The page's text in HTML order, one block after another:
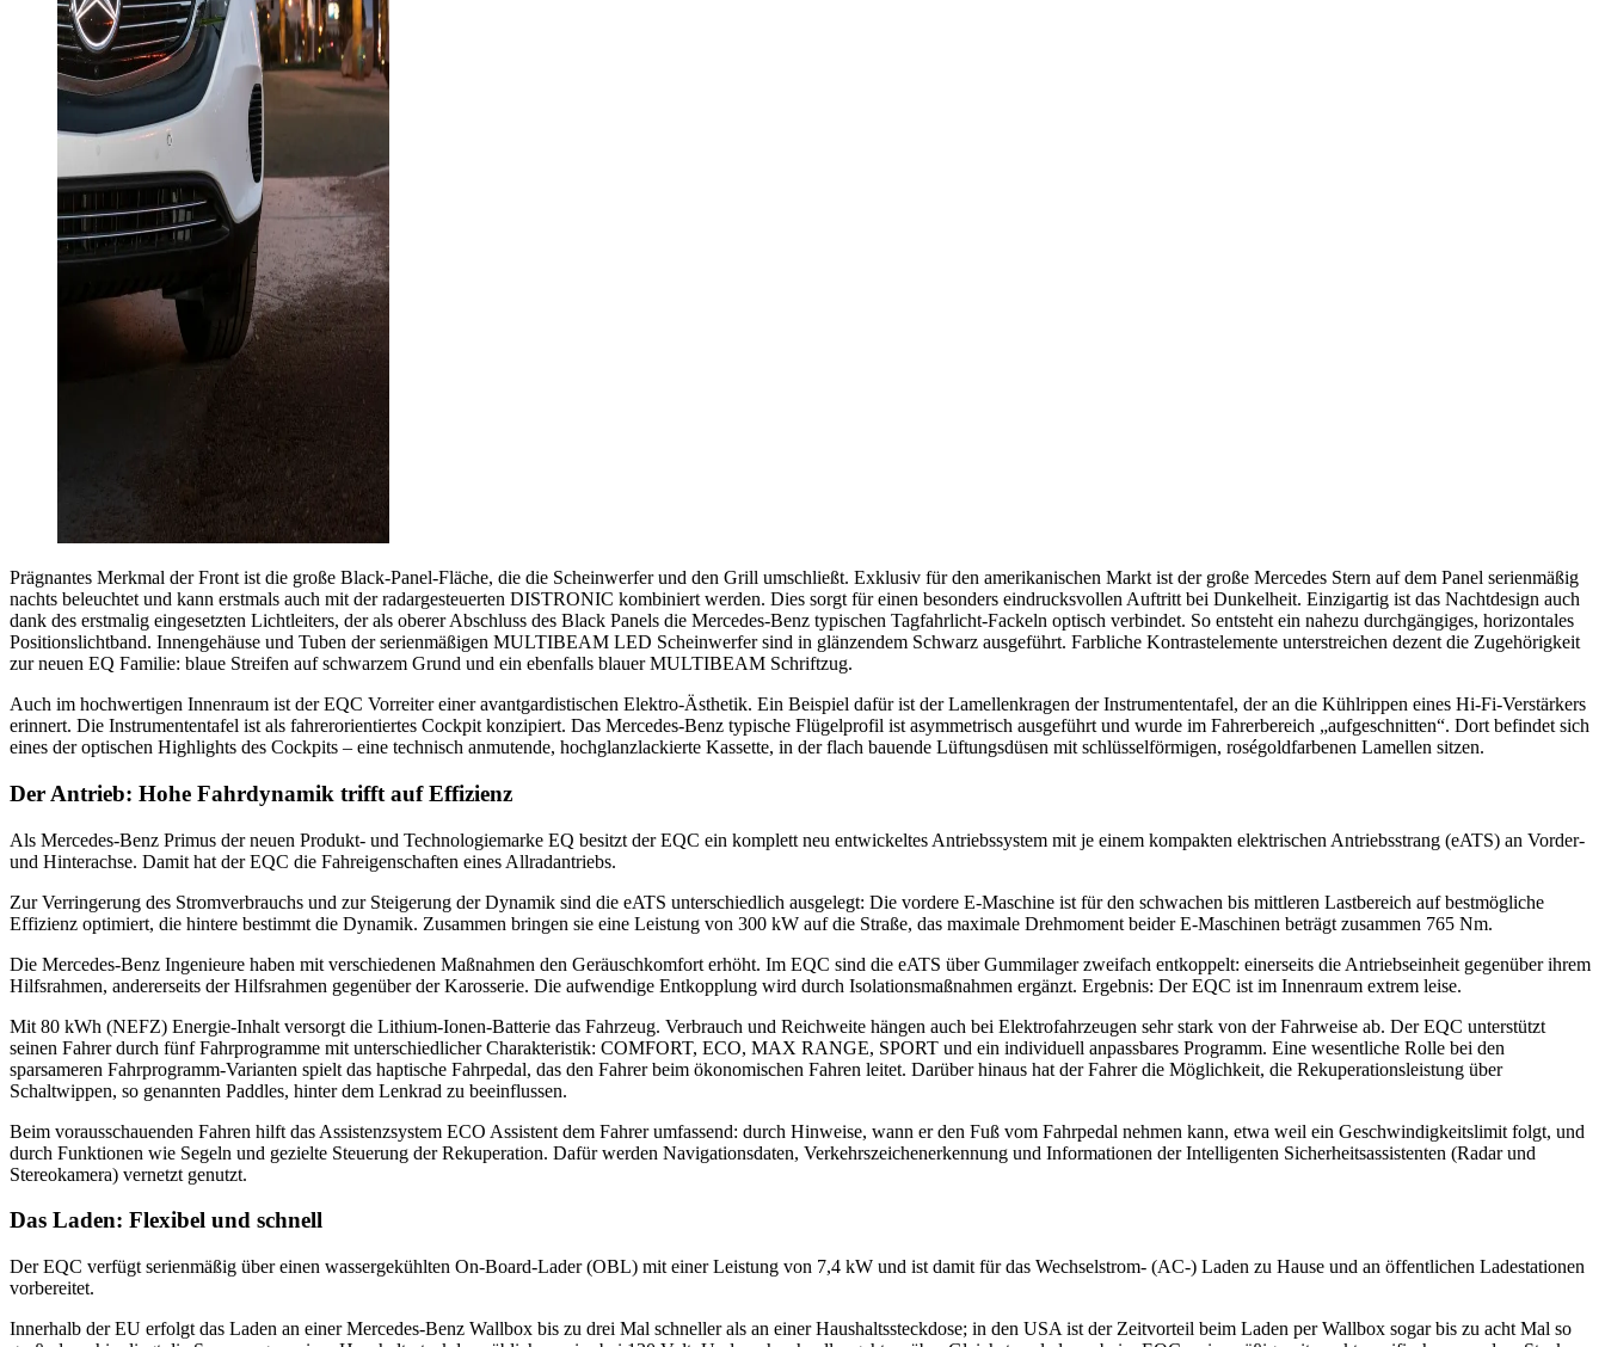
Prägnantes Merkmal der Front ist die große Black-Panel-Fläche, die die Scheinwerfer und den Grill umschließt. Exklusiv für den amerikanischen Markt ist der große Mercedes Stern auf dem Panel serienmäßig
nachts beleuchtet und kann erstmals auch mit der radargesteuerten DISTRONIC kombiniert werden. Dies sorgt für einen besonders eindrucksvollen Auftritt bei Dunkelheit. Einzigartig ist das Nachtdesign auch
dank des erstmalig eingesetzten Lichtleiters, der als oberer Abschluss des Black Panels die Mercedes‑Benz typischen Tagfahrlicht-Fackeln optisch verbindet. So entsteht ein nahezu durchgängiges, horizontales
Positionslichtband. Innengehäuse und Tuben der serienmäßigen MULTIBEAM LED Scheinwerfer sind in glänzendem Schwarz ausgeführt. Farbliche Kontrastelemente unterstreichen dezent die Zugehörigkeit
zur neuen EQ Familie: blaue Streifen auf schwarzem Grund und ein ebenfalls blauer MULTIBEAM Schriftzug.
Auch im hochwertigen Innenraum ist der EQC Vorreiter einer avantgardistischen Elektro-Ästhetik. Ein Beispiel dafür ist der Lamellenkragen der Instrumententafel, der an die Kühlrippen eines Hi-Fi-Verstärkers
erinnert. Die Instrumententafel ist als fahrerorientiertes Cockpit konzipiert. Das Mercedes-Benz typische Flügelprofil ist asymmetrisch ausgeführt und wurde im Fahrerbereich „aufgeschnitten“. Dort befindet sich
eines der optischen Highlights des Cockpits – eine technisch anmutende, hochglanzlackierte Kassette, in der flach bauende Lüftungsdüsen mit schlüsselförmigen, roségoldfarbenen Lamellen sitzen.
Der Antrieb: Hohe Fahrdynamik trifft auf Effizienz
Als Mercedes-Benz Primus der neuen Produkt- und Technologiemarke EQ besitzt der EQC ein komplett neu entwickeltes Antriebssystem mit je einem kompakten elektrischen Antriebsstrang (eATS) an Vorder-
und Hinterachse. Damit hat der EQC die Fahreigenschaften eines Allradantriebs.
Zur Verringerung des Stromverbrauchs und zur Steigerung der Dynamik sind die eATS unterschiedlich ausgelegt: Die vordere E-Maschine ist für den schwachen bis mittleren Lastbereich auf bestmögliche
Effizienz optimiert, die hintere bestimmt die Dynamik. Zusammen bringen sie eine Leistung von 300 kW auf die Straße, das maximale Drehmoment beider E-Maschinen beträgt zusammen 765 Nm.
Die Mercedes-Benz Ingenieure haben mit verschiedenen Maßnahmen den Geräuschkomfort erhöht. Im EQC sind die eATS über Gummilager zweifach entkoppelt: einerseits die Antriebseinheit gegenüber ihrem
Hilfsrahmen, andererseits der Hilfsrahmen gegenüber der Karosserie. Die aufwendige Entkopplung wird durch Isolationsmaßnahmen ergänzt. Ergebnis: Der EQC ist im Innenraum extrem leise.
Mit 80 kWh (NEFZ) Energie-Inhalt versorgt die Lithium-Ionen-Batterie das Fahrzeug. Verbrauch und Reichweite hängen auch bei Elektrofahrzeugen sehr stark von der Fahrweise ab. Der EQC unterstützt
seinen Fahrer durch fünf Fahrprogramme mit unterschiedlicher Charakteristik: COMFORT, ECO, MAX RANGE, SPORT und ein individuell anpassbares Programm. Eine wesentliche Rolle bei den
sparsameren Fahrprogramm-Varianten spielt das haptische Fahrpedal, das den Fahrer beim ökonomischen Fahren leitet. Darüber hinaus hat der Fahrer die Möglichkeit, die Rekuperationsleistung über
Schaltwippen, so genannten Paddles, hinter dem Lenkrad zu beeinflussen.
Beim vorausschauenden Fahren hilft das Assistenzsystem ECO Assistent dem Fahrer umfassend: durch Hinweise, wann er den Fuß vom Fahrpedal nehmen kann, etwa weil ein Geschwindigkeitslimit folgt, und
durch Funktionen wie Segeln und gezielte Steuerung der Rekuperation. Dafür werden Navigationsdaten, Verkehrszeichenerkennung und Informationen der Intelligenten Sicherheitsassistenten (Radar und
Stereokamera) vernetzt genutzt.
Das Laden: Flexibel und schnell
Der EQC verfügt serienmäßig über einen wassergekühlten On-Board-Lader (OBL) mit einer Leistung von 7,4 kW und ist damit für das Wechselstrom- (AC-) Laden zu Hause und an öffentlichen Ladestationen
vorbereitet.
Innerhalb der EU erfolgt das Laden an einer Mercedes-Benz Wallbox bis zu drei Mal schneller als an einer Haushaltssteckdose; in den USA ist der Zeitvorteil beim Laden per Wallbox sogar bis zu acht Mal so